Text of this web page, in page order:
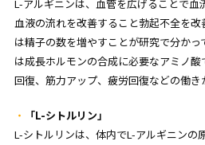
L-アルギニンは、血管を広げることで血
血液の流れを改善すること勃起不全を
は精子の数を増やすことが研究で分か
は成長ホルモンの合成に必要なアミノ
回復、筋力アップ、疲労回復などの働き
「L-シトルリン」
L-シトルリンは、体内でL-アルギニンの